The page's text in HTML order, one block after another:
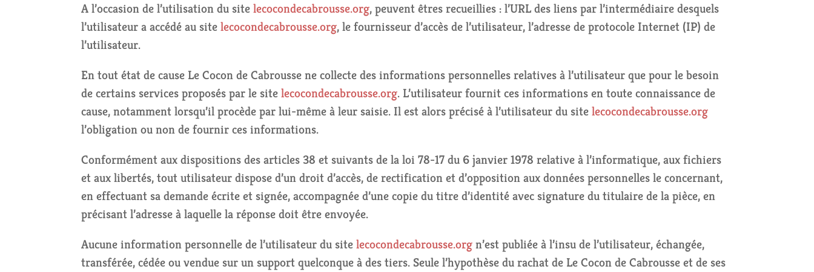
A l’occasion de l’utilisation du sitelecocondecabrousse.org, peuvent êtres recueillies : l’URL des liens par l’intermédiaire desquels
l’utilisateur a accédé au sitelecocondecabrousse.org, le fournisseur d’accès de l’utilisateur, l’adresse de protocole Internet (IP) de
l’utilisateur.
En tout état de cause Le Cocon de Cabrousse ne collecte des informations personnelles relatives à l’utilisateur que pour le besoin
de certains services proposés par le sitelecocondecabrousse.org. L’utilisateur fournit ces informations en toute connaissance de
cause, notamment lorsqu’il procède par lui-même à leur saisie. Il est alors précisé à l’utilisateur du sitelecocondecabrousse.org
l’obligation ou non de fournir ces informations.
Conformément aux dispositions des articles 38 et suivants de la loi 78-17 du 6 janvier 1978 relative à l’informatique, aux fichiers
et aux libertés, tout utilisateur dispose d’un droit d’accès, de rectification et d’opposition aux données personnelles le concernant,
en effectuant sa demande écrite et signée, accompagnée d’une copie du titre d’identité avec signature du titulaire de la pièce, en
précisant l’adresse à laquelle la réponse doit être envoyée.
Aucune information personnelle de l’utilisateur du sitelecocondecabrousse.org n’est publiée à l’insu de l’utilisateur, échangée,
transférée, cédée ou vendue sur un support quelconque à des tiers. Seule l’hypothèse du rachat de Le Cocon de Cabrousse et de ses